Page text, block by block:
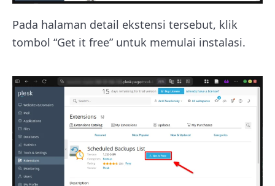
Pada halaman detail ekstensi tersebut, klik
tombol “Get it free” untuk memulai instalasi.